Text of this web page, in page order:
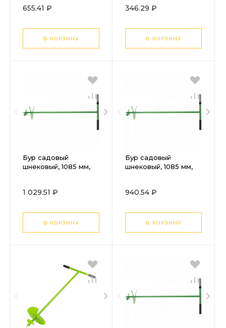
655.41 ₽
В КОРЗИНУ
346.29 ₽
В КОРЗИНУ
Бур садовый
шнековый, 1085 мм,
1 029.51 ₽
В КОРЗИНУ
Бур садовый
шнековый, 1085 мм,
940.54 ₽
В КОРЗИНУ